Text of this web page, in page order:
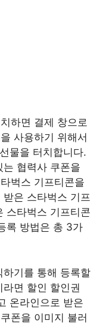
하면 결제 창으로
사용하기 위해서
물을 터치합니다.
협력사 쿠폰을
벅스 기프티콘을
은 스타벅스 기프
스타벅스 기프티콘
록 방법은 총 3가
기를 통해 등록할
면 할인 할인권
온라인으로 받은
폰을 이미지 불러